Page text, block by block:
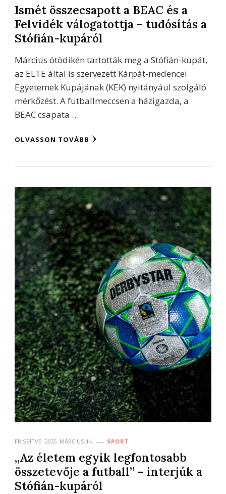
Ismét összecsapott a BEAC és a
Felvidék válogatottja – tudósítás a
Stófián-kupáról
Március ötödikén tartották meg a Stófián-kupát,
az ELTE által is szervezett Kárpát-medencei
Egyetemek Kupájának (KEK) nyitányául szolgáló
mérkőzést. A futballmeccsen a házigazda, a
BEAC csapata …
OLVASSON TOVÁBB
FRISSÍTVE: 2025. MÁRCIUS 14. SPORT
„Az életem egyik legfontosabb
összetevője a futball” – interjúk a
Stófián-kupáról